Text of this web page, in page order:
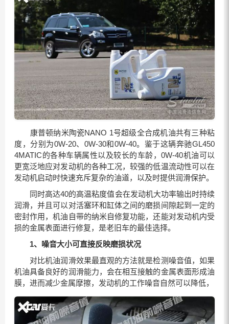
康普顿纳米陶瓷NANO 1号超级全合成机油共有三种粘
度，分别为0W-20、0W-30和0W-40。鉴于这辆奔驰GL450
4MATIC的各种车辆属性以及较长的车龄，0W-40机油可以
更宽泛地应对发动机的各种工况，较强的低温流动性可以在
发动机启动时快速充斥复杂的油道，以及时提供润滑保护。
同时高达40的高温粘度值会在发动机大功率输出时持续
润滑，并且可以对活塞环和缸体之间的磨损间隙起到一定的
密封作用，机油自带的纳米自修复功能，还能对发动机内受
损的金属表面进行修复，是老旧车的最佳选择。
1、 噪音大小可直接反映磨损状况
对比机油润滑效果最直观的方法就是检测噪音值，如果
机油具备良好的润滑能力，会在相互接触的金属表面形成油
膜，进而减少金属摩擦，发动机的工作噪音自然可以降低，